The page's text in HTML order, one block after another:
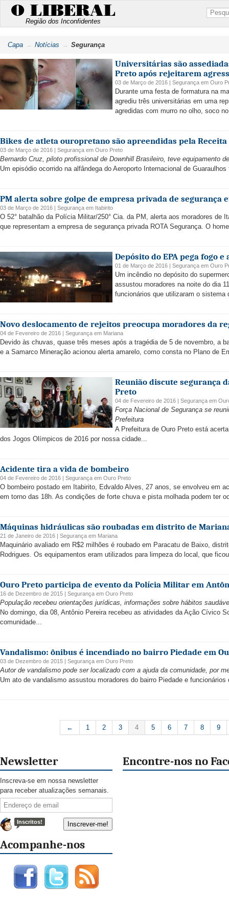
O LIBERAL
Região dos Inconfidentes
Capa Notícias Segurança
Universitárias são
Preto após rejeitarem
03 de Março de 2016 | Segurança em Ouro
Durante uma festa de formatura na
agrediu três universitárias em uma
agredidas com murro no olho, soco
Bikes de atleta ouropretano são apreendidas pela Receita
03 de Março de 2016 | Segurança em Ouro Preto
Bernardo Cruz, piloto profissional de Downhill Brasileiro, teve equipamento
Um episódio ocorrido na alfândega do Aeroporto Internacional de
PM alerta sobre golpe de empresa privada de segurança
03 de Março de 2016 | Segurança em Itabirito
O 52° batalhão da Polícia Militar/250° Cia. da PM, alerta aos moradores de
que representam a empresa de segurança privada ROTA Segurança. O
Depósito do EPA pega fogo
01 de Março de 2016 | Segurança em Ouro
Um incêndio no depósito do
assustou moradores na noite do dia
funcionários que utilizaram o sistema
Novo deslocamento de rejeitos preocupa moradores da
04 de Fevereiro de 2016 | Segurança em Mariana
Devido às chuvas, quase três meses após a tragédia de 5 de novembro, a
e a Samarco Mineração acionou alerta amarelo, como consta no Plano de
Reunião discute segurança
Preto
04 de Fevereiro de 2016 | Segurança em
Força Nacional de Segurança se
Prefeitura
A Prefeitura de Ouro Preto está
dos Jogos Olímpicos de 2016 por nossa cidade...
Acidente tira a vida de bombeiro
04 de Fevereiro de 2016 | Segurança em Ouro Preto
O bombeiro postado em Itabirito, Edvaldo Alves, 27 anos, se envolveu em
em torno das 18h. As condições de forte chuva e pista molhada podem ter
Máquinas hidráulicas são roubadas em distrito de
21 de Janeiro de 2016 | Segurança em Mariana
Maquinário avaliado em R$2 milhões é roubado em Paracatu de Baixo,
Rodrigues. Os equipamentos eram utilizados para limpeza do local, que
Ouro Preto participa de evento da Polícia Militar em
16 de Dezembro de 2015 | Segurança em Ouro Preto
População recebeu orientações jurídicas, informações sobre hábitos
No domingo, dia 08, Antônio Pereira recebeu as atividades da Ação Cívico
comunidade...
Vandalismo: ônibus é incendiado no bairro Piedade em
03 de Dezembro de 2015 | Segurança em Ouro Preto
Autor de vandalismo pode ser localizado com a ajuda da comunidade, por
Um ato de vandalismo assustou moradores do bairro Piedade e
← 1 2 3 4 5 6 7 8 9
Newsletter
Inscreva-se em nossa newsletter
para receber atualizações semanais.
Inscritos!
Acompanhe-nos
Encontre-nos no